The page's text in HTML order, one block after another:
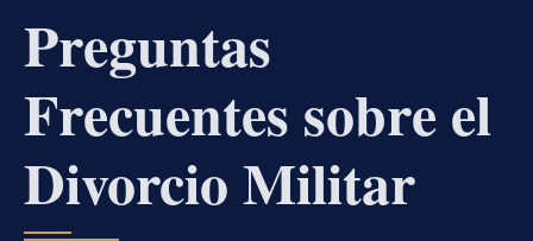
Preguntas
Frecuentes sobre el
Divorcio Militar